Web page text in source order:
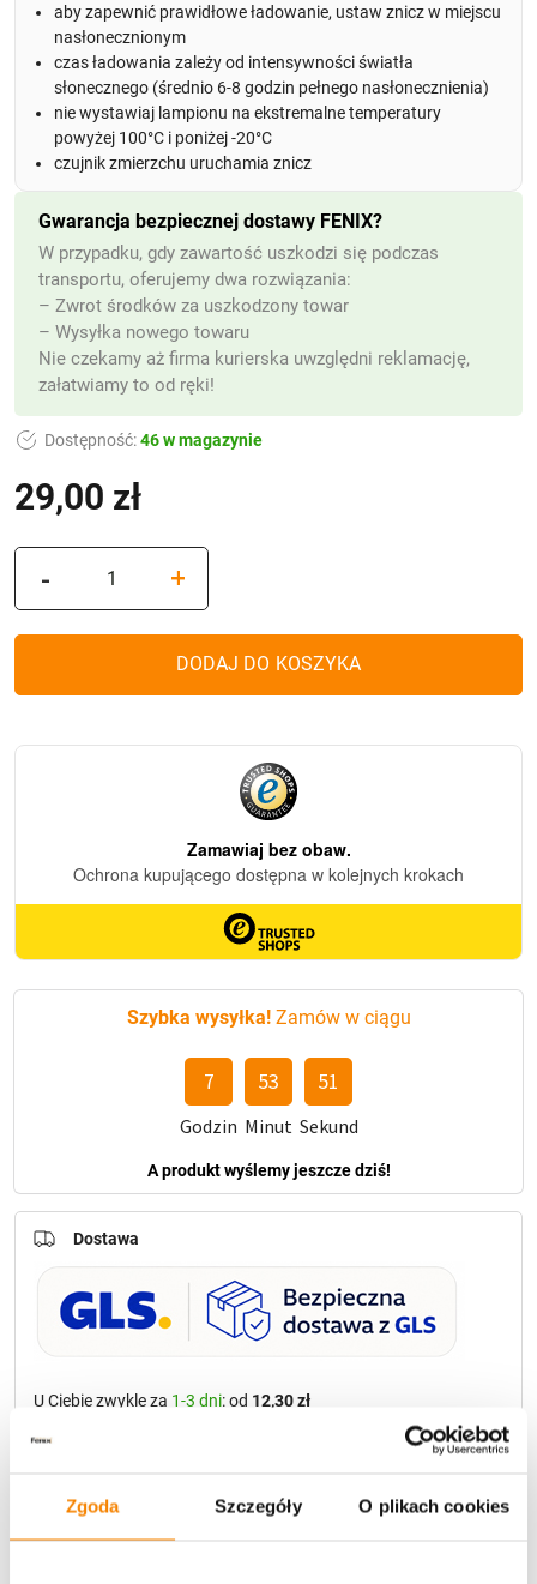
Zgoda Szczegóły O plikach cookies
29,00 zł
aby zapewnić prawidłowe ładowanie, ustaw znicz w miejscu
nasłonecznionym
czas ładowania zależy od intensywności światła
słonecznego (średnio 6-8 godzin pełnego nasłonecznienia)
nie wystawiaj lampionu na ekstremalne temperatury
powyżej 100°C i poniżej -20°C
czujnik zmierzchu uruchamia znicz
Dostępność:46 w magazynie
Gwarancja bezpiecznej dostawy FENIX?
W przypadku, gdy zawartość uszkodzi się podczas
transportu, oferujemy dwa rozwiązania:
– Zwrot środków za uszkodzony towar
– Wysyłka nowego towaru
Nie czekamy aż firma kurierska uwzględni reklamację,
załatwiamy to od ręki!
Dostawa
U Ciebie zwykle za 1-3 dni: od 12,30 zł
Metody płatności
Szybka wysyłka!Zamów w ciągu
7
Godzin
53
Minut
50
Sekund
A produkt wyślemy jeszcze dziś!
-
Znicz
(Niebieski)
+
DODAJ DO KOSZYKA